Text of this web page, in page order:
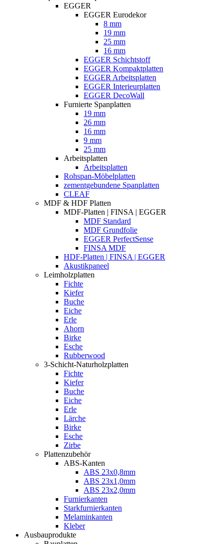
EGGER
EGGER Eurodekor
8 mm
19 mm
25 mm
16 mm
EGGER Schichtstoff
EGGER Kompaktplatten
EGGER Arbeitsplatten
EGGER Interieurplatten
EGGER DecoWall
Furnierte Spanplatten
19 mm
26 mm
16 mm
9 mm
25 mm
Arbeitsplatten
Arbeitsplatten
Rohspan-Möbelplatten
zementgebundene Spanplatten
CLEAF
MDF & HDF Platten
MDF-Platten | FINSA | EGGER
MDF Standard
MDF Grundfolie
EGGER PerfectSense
FINSA MDF
HDF-Platten | FINSA | EGGER
Akustikpaneel
Leimholzplatten
Fichte
Kiefer
Buche
Eiche
Erle
Ahorn
Birke
Esche
Rubberwood
3-Schicht-Naturholzplatten
Fichte
Kiefer
Buche
Eiche
Erle
Lärche
Birke
Esche
Zirbe
Plattenzubehör
ABS-Kanten
ABS 23x0,8mm
ABS 23x1,0mm
ABS 23x2,0mm
Furnierkanten
Starkfurnierkanten
Melaminkanten
Kleber
Ausbauprodukte